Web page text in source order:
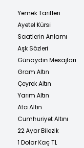
Yemek Tarifleri
Ayetel Kürsi
Saatlerin Anlamı
Aşk Sözleri
Günaydın Mesajları
Gram Altın
Çeyrek Altın
Yarım Altın
Ata Altın
Cumhuriyet Altını
22 Ayar Bilezik
1 Dolar Kaç TL